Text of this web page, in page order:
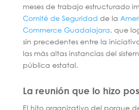
meses de trabajo estructurado
Comité de Seguridad de la
Commerce Guadalajara, que
sin precedentes entre la
las más altas instancias del
pública estatal.
La reunión que lo hizo
El hito organizativo del porque